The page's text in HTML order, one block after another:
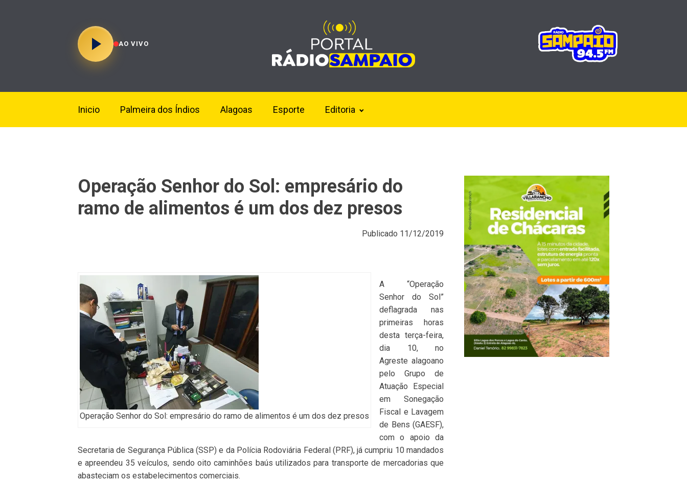
AO VIVO
Inicio Palmeira dos Índios Alagoas Esporte Editoria
Operação Senhor do Sol: empresário do
ramo de alimentos é um dos dez presos
Publicado 11/12/2019
Operação Senhor do Sol: empresário do ramo de alimentos é um dos dez presos
A “Operação
Senhor do Sol”
deflagrada nas
primeiras horas
desta terça-feira,
dia 10, no
Agreste alagoano
pelo Grupo de
Atuação Especial
em Sonegação
Fiscal e Lavagem
de Bens (GAESF),
com o apoio da
Secretaria de Segurança Pública (SSP) e da Polícia Rodoviária Federal (PRF), já cumpriu 10 mandados
e apreendeu 35 veículos, sendo oito caminhões baús utilizados para transporte de mercadorias que
abasteciam os estabelecimentos comerciais.